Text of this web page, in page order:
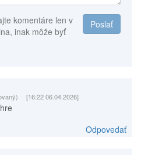
Poslať
komentáre len v
inak môže byť
[16:22 06.04.2026]
Odpovedať